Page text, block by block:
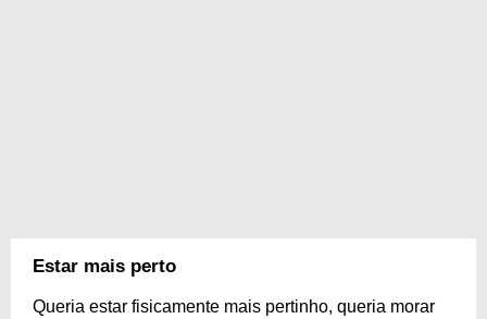
Estar mais perto
Queria estar fisicamente mais pertinho, queria morar